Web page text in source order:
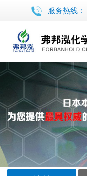
服务热线：